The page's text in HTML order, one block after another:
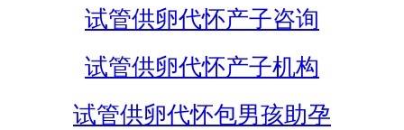
试管供卵代怀产子咨询
试管供卵代怀产子机构
试管供卵代怀包男孩助孕